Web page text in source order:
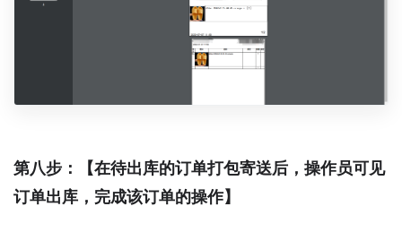
第八步：【在待出库的订单打包寄送后，操作员可见
订单出库，完成该订单的操作】